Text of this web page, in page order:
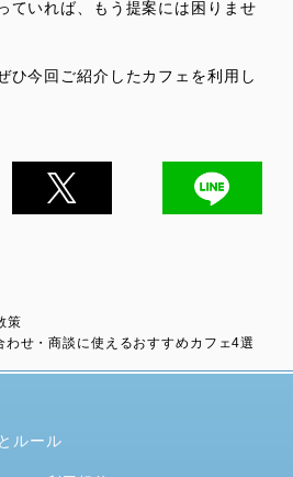
ていれば、もう提案には困りませ
ひ今回ご紹介したカフェを利用し
策
わせ・商談に使えるおすすめカフェ4選
ルール